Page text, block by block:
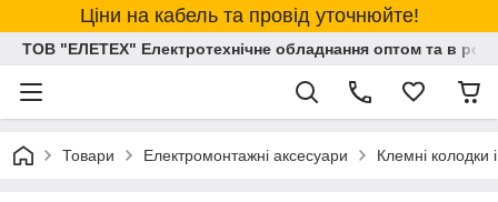
Ціни на кабель та провід уточнюйте!
ТОВ "ЕЛЕТЕХ" Електротехнічне обладнання оптом та в
Товари Електромонтажні аксесуари Клемні колодки